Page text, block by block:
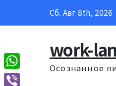
Сб. Авг 8th, 2026
work-
Осознанное
W